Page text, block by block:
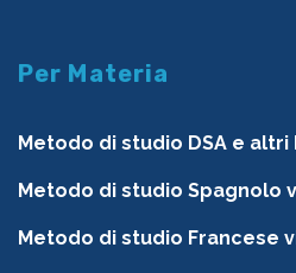
Per Materia
Metodo di studio DSA e altri
Metodo di studio Spagnolo
Metodo di studio Francese